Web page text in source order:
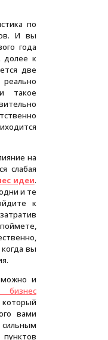
по
И вы
года
долее к
две
такое
на
слабая
идеи.
и те
к
вы
можно и
бизнес
вами